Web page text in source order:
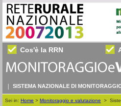
Cos'è la RRN
SISTEMA NAZIONALE DI
Sei in: Home > Monitoraggio e valutazione >